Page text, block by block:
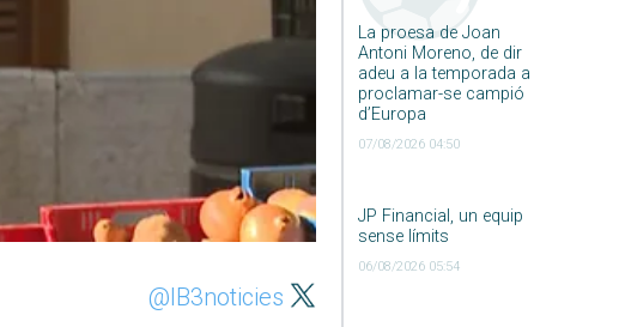
La proesa de Joan
Antoni Moreno, de dir
adeu a la temporada a
proclamar-se campió
d’Europa
07/08/2026 04:50
JP Financial, un equip
sense límits
06/08/2026 05:54
@IB3noticies